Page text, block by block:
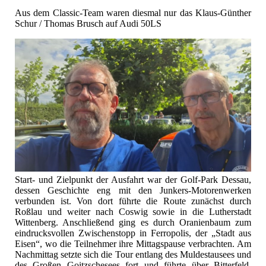
Aus dem Classic-Team waren diesmal nur das Klaus-Günther
Schur / Thomas Brusch auf Audi 50LS
Start- und Zielpunkt der Ausfahrt war der Golf‑Park Dessau,
dessen Geschichte eng mit den Junkers‑Motorenwerken
verbunden ist. Von dort führte die Route zunächst durch
Roßlau und weiter nach Coswig sowie in die Lutherstadt
Wittenberg. Anschließend ging es durch Oranienbaum zum
eindrucksvollen Zwischenstopp in Ferropolis, der „Stadt aus
Eisen“, wo die Teilnehmer ihre Mittagspause verbrachten. Am
Nachmittag setzte sich die Tour entlang des Muldestausees und